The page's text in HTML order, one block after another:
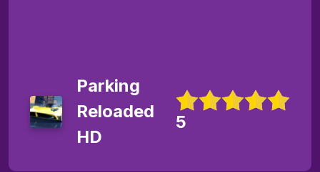
Parking
Reloaded
HD
5